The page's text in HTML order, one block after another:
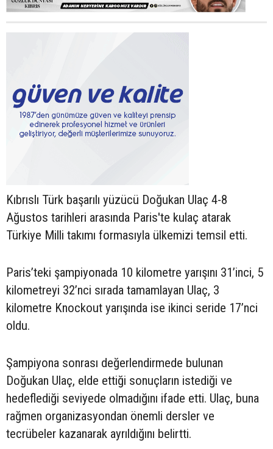
Kıbrıslı Türk başarılı yüzücü Doğukan Ulaç 4-8
Ağustos tarihleri arasında Paris'te kulaç atarak
Türkiye Milli takımı formasıyla ülkemizi temsil etti.
Paris’teki şampiyonada 10 kilometre yarışını 31’inci, 5
kilometreyi 32’nci sırada tamamlayan Ulaç, 3
kilometre Knockout yarışında ise ikinci seride 17’nci
oldu.
Şampiyona sonrası değerlendirmede bulunan
Doğukan Ulaç, elde ettiği sonuçların istediği ve
hedeflediği seviyede olmadığını ifade etti. Ulaç, buna
rağmen organizasyondan önemli dersler ve
tecrübeler kazanarak ayrıldığını belirtti.